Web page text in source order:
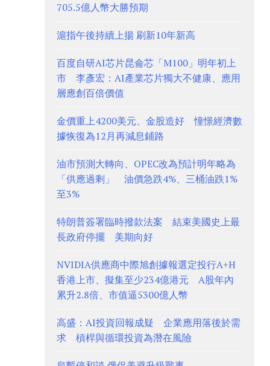
705.5億人幣大勝預期
滬指午後持續上揚 刷新10年新高
百度自研AI芯片昆侖芯「M100」明年初上
市 李彥宏：AI產業芯片獨大不健康、應用
層應創百倍價值
金價重上4200美元、金股造好 憧憬經濟數
據恢復為12月再減息鋪路
油市預測大轉向、OPEC改為預計明年略為
「供應過剩」 油價急跌4%、三桶油跌1%
至3%
特朗普簽署臨時撥款法案 結束美國史上最
長政府停擺 美期向好
NVIDIA供應商中際旭創據報選定投行A+H
香港上市、擬集至少234億港元 A股年內
累升2.8倍、市值逼5300億人幣
高盛：AI投資回報成疑 企業應用落後於需
求 槓桿與循環投資為潛在風險